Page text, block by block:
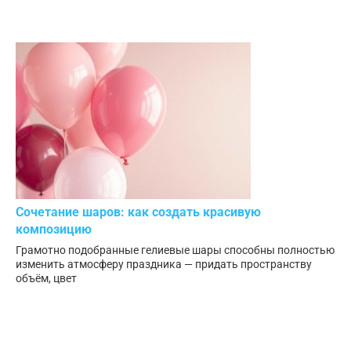
Сочетание шаров: как создать красивую
композицию
Грамотно подобранные гелиевые шары способны полностью
изменить атмосферу праздника — придать пространству
объём, цвет